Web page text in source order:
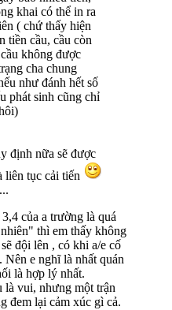
khai có thể in ra
( chứ thấy hiện
tiền cầu, cầu còn
không được
cha chung
như đánh hết số
phát sinh cũng chỉ
định nữa sẽ được
liên tục cải tiến
của a trường là quá
thì em thấy không
đội lên , có khi a/e cố
Nên e nghĩ là nhất quán
là hợp lý nhất.
là vui, nhưng một trận
đem lại cảm xúc gì cả.